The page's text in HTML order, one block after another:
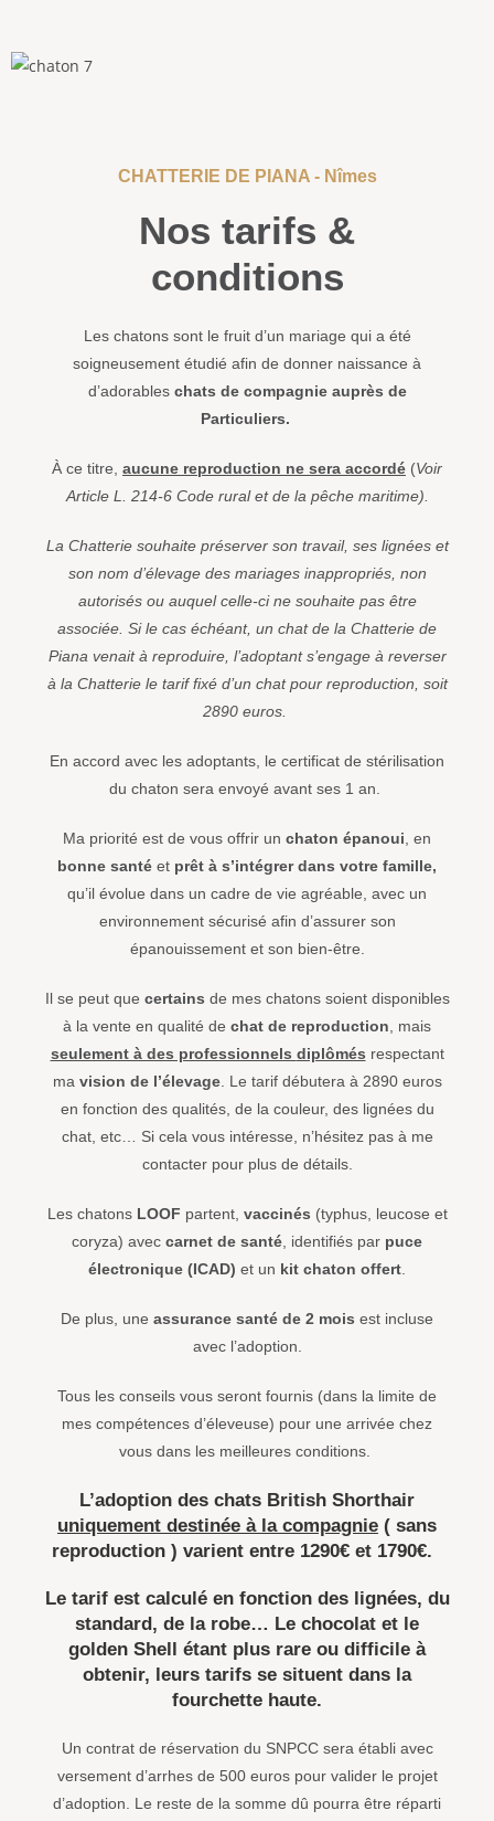
CHATTERIE DE PIANA - Nîmes
Nos tarifs &
conditions
Les chatons sont le fruit d’un mariage qui a été
soigneusement étudié afin de donner naissance à
d’adorableschats de compagnie auprès de
Particuliers.
À ce titre, aucune reproduction ne sera accordé (Voir
Article L. 214-6 Code rural et de la pêche maritime).
La Chatterie souhaite préserver son travail, ses lignées et
son nom d’élevage des mariages inappropriés, non
autorisés ou auquel celle-ci ne souhaite pas être
associée. Si le cas échéant, un chat de la Chatterie de
Piana venait à reproduire, l’adoptant s’engage à reverser
à la Chatterie le tarif fixé d’un chat pour reproduction, soit
2890 euros.
En accord avec les adoptants, le certificat de stérilisation
du chaton sera envoyé avant ses 1 an.
Ma priorité est de vous offrir un chaton épanoui, en
bonne santé et prêt à s’intégrer dans votre famille,
qu’il évolue dans un cadre de vie agréable, avec un
environnement sécurisé afin d’assurer son
épanouissement et son bien-être.
Il se peut que certains de mes chatons soient disponibles
à la vente en qualité de chat de reproduction, mais
seulement à des professionnels diplômés respectant
ma vision de l’élevage. Le tarif débutera à 2890 euros
en fonction des qualités, de la couleur, des lignées du
chat, etc… Si cela vous intéresse, n’hésitez pas à me
contacter pour plus de détails.
Les chatons LOOF partent, vaccinés (typhus, leucose et
coryza) avec carnet de santé, identifiés par puce
électronique (ICAD) et un kit chaton offert.
De plus, une assurance santé de 2 mois est incluse
avec l’adoption.
Tous les conseils vous seront fournis (dans la limite de
mes compétences d’éleveuse) pour une arrivée chez
vous dans les meilleures conditions.
L’adoption des chats British Shorthair
uniquement destinée à la compagnie ( sans
reproduction ) varient entre 1290€et 1790€.
Le tarif est calculé en fonction des lignées, du
standard, de la robe… Le chocolat et le
golden Shell étant plus rare ou difficile à
obtenir, leurs tarifs se situent dans la
fourchette haute.
Un contrat de réservation du SNPCC sera établi avec
versement d’arrhes de 500 euros pour valider le projet
d’adoption. Le reste de la somme dû pourra être réparti